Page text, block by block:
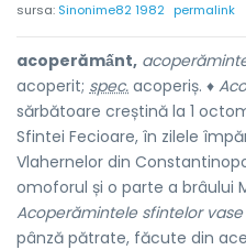
sursa: Sinonime82 1982 permalink
acoperămấnt,
acoperit; spec. acoperiș. ♦
sărbătoare creștină la 1
Sfintei Fecioare, în zilele
Vlahernelor din
omoforul și o parte a brâului
Acoperămintele sfintelor vase
pânză pătrate, făcute din